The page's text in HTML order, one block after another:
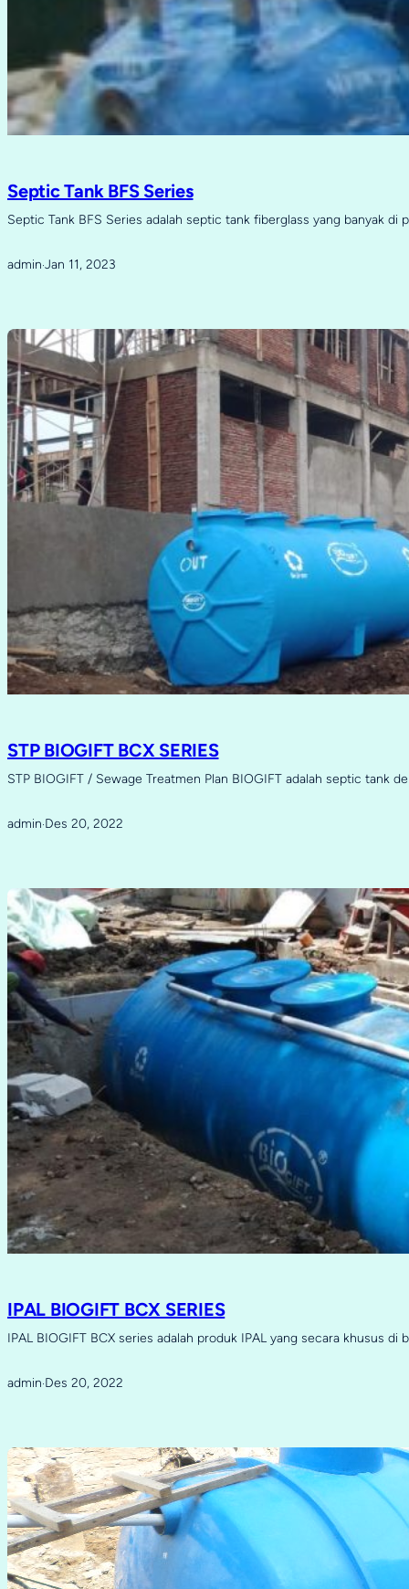
Septic Tank BFS Series
Septic Tank BFS Series adalah septic tank fiberglass yang banyak di
admin·Jan 11, 2023
STP BIOGIFT BCX SERIES
STP BIOGIFT / Sewage Treatmen Plan BIOGIFT adalah septic tank
admin·Des 20, 2022
IPAL BIOGIFT BCX SERIES
IPAL BIOGIFT BCX series adalah produk IPAL yang secara khusus di
admin·Des 20, 2022